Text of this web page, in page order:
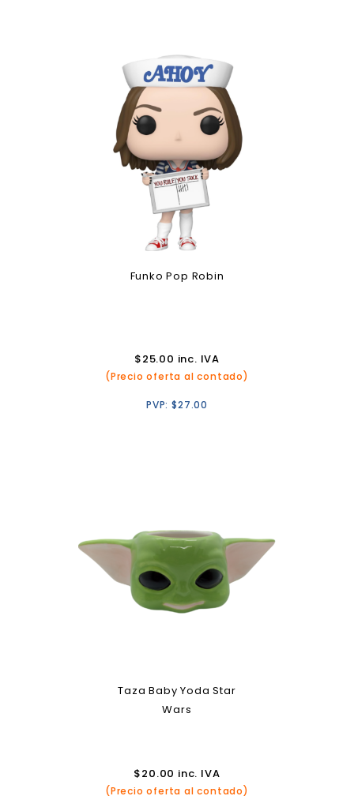
Funko Pop Robin
$25.00 inc. IVA
(Precio oferta al contado)
PVP:$27.00
Taza Baby Yoda Star
Wars
$20.00 inc. IVA
(Precio oferta al contado)